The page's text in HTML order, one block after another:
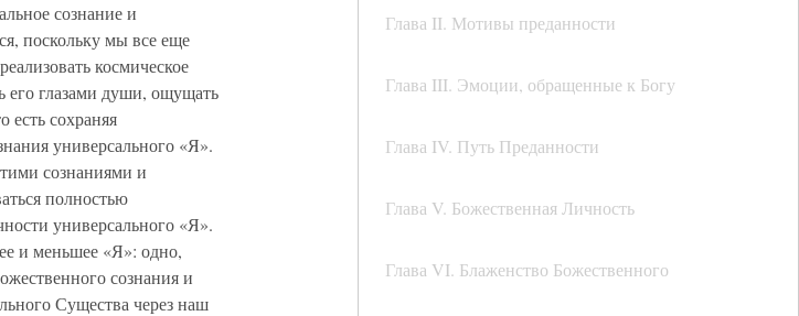
Глава II. Мотивы преданности
Глава III. Эмоции, обращенные к Богу
Глава IV. Путь Преданности
Глава V. Божественная Личность
Глава VI. Блаженство Божественного
сознание и
поскольку мы все еще
космическое
его глазами души, ощущать
сохраняя
универсального «Я».
сознаниями и
полностью
универсального «Я».
и меньшее «Я»: одно,
сознания и
Существа через наш